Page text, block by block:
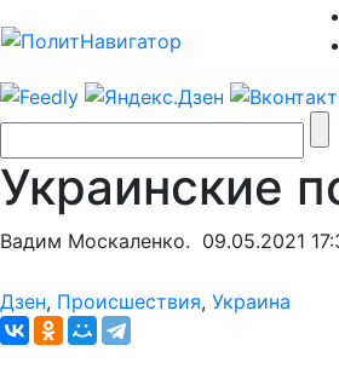
Украинские
Вадим Москаленко. 09.05.2021
Дзен, Происшествия, Украина